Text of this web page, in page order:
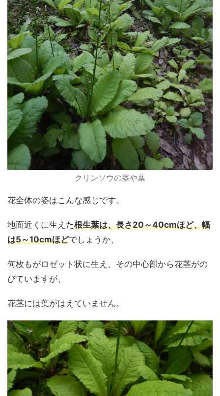
クリンソウの茎や葉
花全体の姿はこんな感じです。
地面近くに生えた根生葉は、長さ20～40cmほど、幅
は5～10cmほどでしょうか、
何枚もがロゼット状に生え、その中心部から花茎がの
びていますが、
花茎には葉がはえていません。